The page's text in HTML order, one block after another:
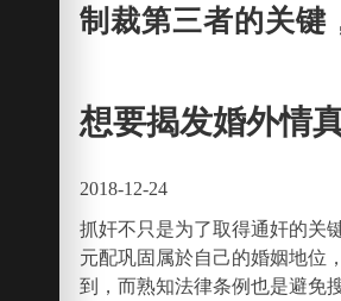
制裁第三者的关键
想要揭发婚外情
2018-12-24
抓奸不只是为了取得通奸的关
元配巩固属於自己的婚姻地位
到，而熟知法律条例也是避免